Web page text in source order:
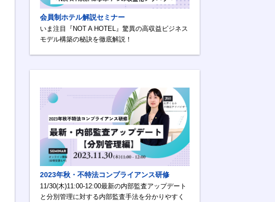
会員制ホテル解説セミナー
いま注目『NOT A HOTEL』驚異の高収益ビジネス
モデル構築の秘訣を徹底解説！
2023年秋・不特法コンプライアンス研修
11/30(木)11:00-12:00最新の内部監査アップデート
と分別管理に対する内部監査手法を分かりやすく